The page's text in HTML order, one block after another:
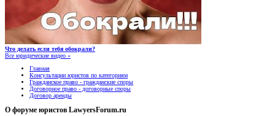
Что делать если тебя обокрали?
Все юридические видео »
Главная
Консультации юристов по категориям
Гражданское право - гражданские споры
Договорное право - договорные споры
Договор аренды
О форуме юристов LawyersForum.ru